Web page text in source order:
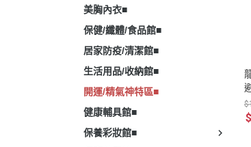
美胸內衣■
保健/纖體/食品館■
居家防疫/清潔館■
生活用品/收納館■
開運/精氣神特區■
健康輔具館■
保養彩妝館■